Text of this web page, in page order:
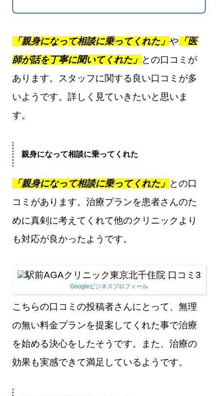
「親身になって相談に乗ってくれた」 や 「医
師が話を丁寧に聞いてくれた」 との口コミが
あります。スタッフに関する良い口コミが多
いようです。詳しく見ていきたいと思いま
す。
親身になって相談に乗ってくれた
「親身になって相談に乗ってくれた」 との口
コミがあります。治療プランを患者さんのた
めに真剣に考えてくれて他のクリニックより
も対応が良かったようです。
Googleビジネスプロフィール
こちらの口コミの投稿者さんにとって、無理
の無い料金プランを提案してくれた事で治療
を始める決心をしたそうです。また、治療の
効果も実感できて満足しているようです。